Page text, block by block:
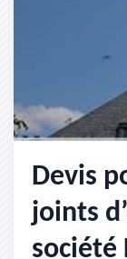
Devis
joints
société